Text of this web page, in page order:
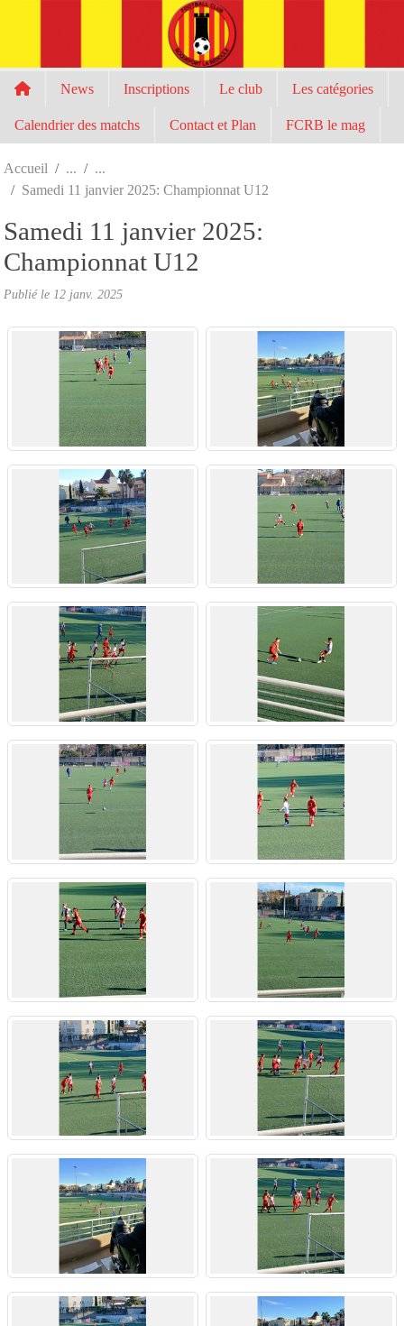
News Inscriptions Le club Les catégories
Calendrier des matchs Contact et Plan FCRB le mag
Accueil
Samedi 11 janvier 2025: Championnat U12
Samedi 11 janvier 2025:
Championnat U12
Publié le 12 janv. 2025
Panneau de gestion des cookies